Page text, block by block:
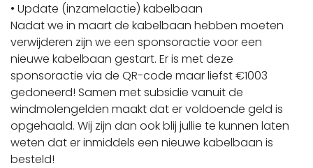
• Update (inzamelactie) kabelbaan
Nadat we in maart de kabelbaan hebben moeten
verwijderen zijn we een sponsoractie voor een
nieuwe kabelbaan gestart. Er is met deze
sponsoractie via de QR-code maar liefst €1003
gedoneerd! Samen met subsidie vanuit de
windmolengelden maakt dat er voldoende geld is
opgehaald. Wij zijn dan ook blij jullie te kunnen laten
weten dat er inmiddels een nieuwe kabelbaan is
besteld!